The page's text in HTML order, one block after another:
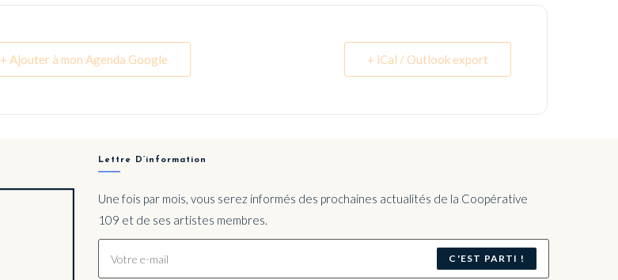
+ Ajouter à mon Agenda Google + iCal / Outlook export
Lettre D’information
Une fois par mois, vous serez informés des prochaines actualités de la Coopérative
109 et de ses artistes membres.
C'EST PARTI !